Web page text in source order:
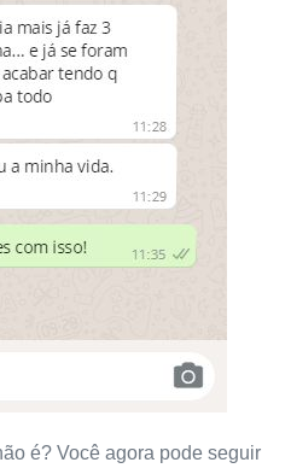
é? Você agora pode seguir